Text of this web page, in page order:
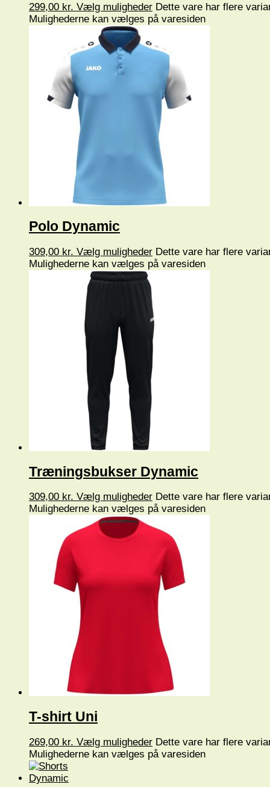
299,00 kr. Vælg muligheder Dette vare har flere
Mulighederne kan vælges på varesiden
Polo Dynamic
309,00 kr. Vælg muligheder Dette vare har flere
Mulighederne kan vælges på varesiden
Træningsbukser Dynamic
309,00 kr. Vælg muligheder Dette vare har flere
Mulighederne kan vælges på varesiden
T-shirt Uni
269,00 kr. Vælg muligheder Dette vare har flere
Mulighederne kan vælges på varesiden